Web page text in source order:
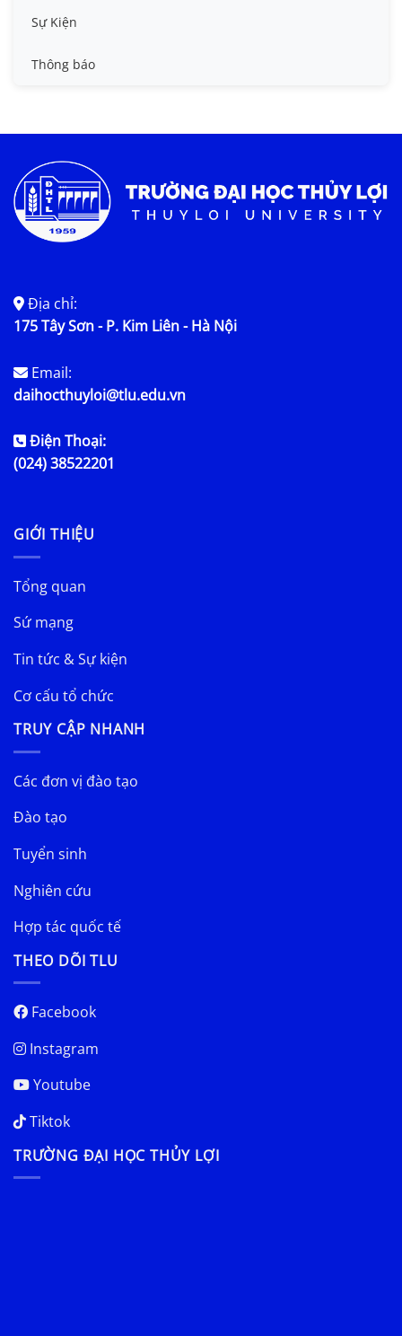
Tin công tác sinh viên
Tin đào tạo
Tin tức chung
Sự Kiện
Thông báo
Địa chỉ:
175 Tây Sơn - P. Kim Liên - Hà Nội
Email:
daihocthuyloi@tlu.edu.vn
Điện Thoại:
(024) 38522201
GIỚI THIỆU
Tổng quan
Sứ mạng
Tin tức & Sự kiện
Cơ cấu tổ chức
TRUY CẬP NHANH
Các đơn vị đào tạo
Đào tạo
Tuyển sinh
Nghiên cứu
Hợp tác quốc tế
THEO DÕI TLU
Facebook
Instagram
Youtube
Tiktok
TRƯỜNG ĐẠI HỌC THỦY LỢI